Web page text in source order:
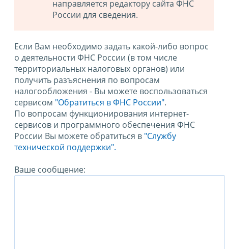
направляется редактору сайта ФНС
России для сведения.
Если Вам необходимо задать какой-либо вопрос
о деятельности ФНС России (в том числе
территориальных налоговых органов) или
получить разъяснения по вопросам
налогообложения - Вы можете воспользоваться
сервисом "Обратиться в ФНС России".
По вопросам функционирования интернет-
сервисов и программного обеспечения ФНС
России Вы можете обратиться в "Службу
технической поддержки".
Ваше сообщение: